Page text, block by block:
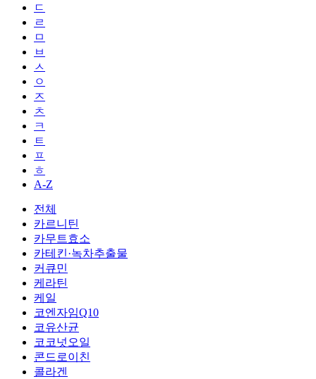
ㄷ
ㄹ
ㅁ
ㅂ
ㅅ
ㅇ
ㅈ
ㅊ
ㅋ
ㅌ
ㅍ
ㅎ
A-Z
전체
카르니틴
카무트효소
카테킨·녹차추출물
커큐민
케라틴
케일
코엔자임Q10
코유산균
코코넛오일
콘드로이친
콜라겐